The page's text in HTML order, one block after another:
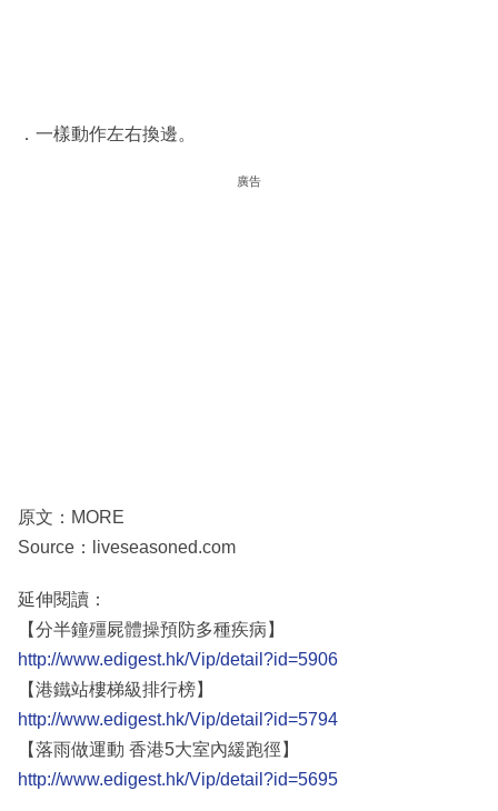
．一樣動作左右換邊。
廣告
原文：MORE
Source：liveseasoned.com
延伸閱讀：
【分半鐘殭屍體操預防多種疾病】
http://www.edigest.hk/Vip/detail?id=5906
【港鐵站樓梯級排行榜】
http://www.edigest.hk/Vip/detail?id=5794
【落雨做運動 香港5大室內緩跑徑】
http://www.edigest.hk/Vip/detail?id=5695